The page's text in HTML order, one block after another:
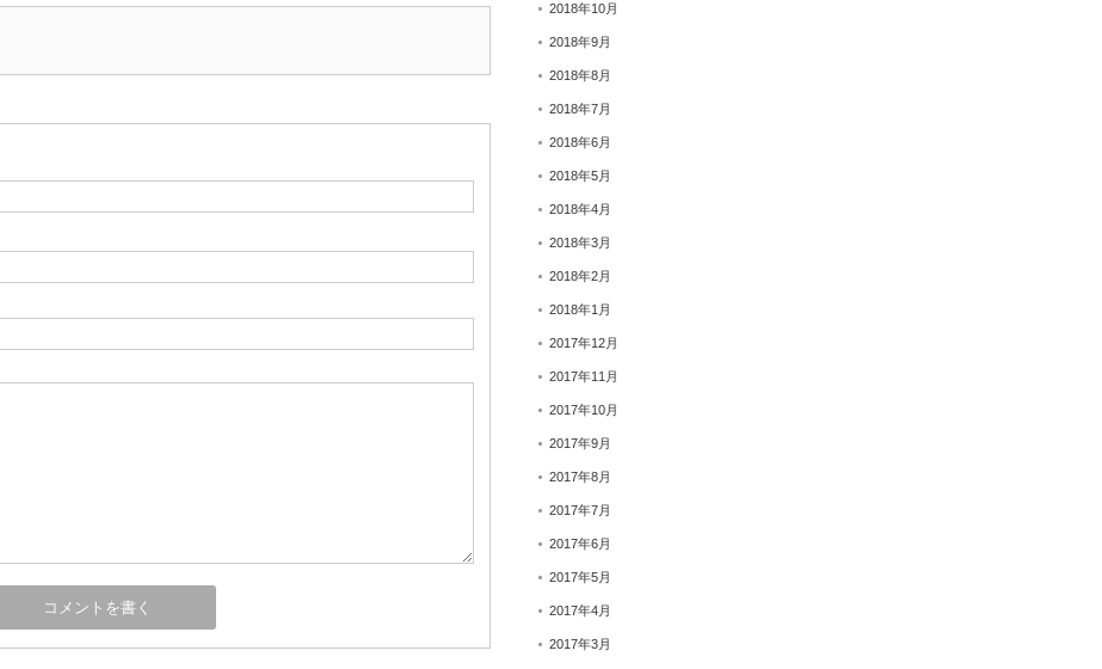
2018年10月
2018年9月
2018年8月
2018年7月
2018年6月
2018年5月
2018年4月
2018年3月
2018年2月
2018年1月
2017年12月
2017年11月
2017年10月
2017年9月
2017年8月
2017年7月
2017年6月
2017年5月
2017年4月
2017年3月